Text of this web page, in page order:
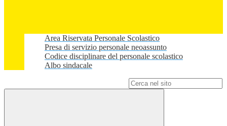
Area Riservata Personale Scolastico
Presa di servizio personale neoassunto
Codice disciplinare del personale scolastico
Albo sindacale